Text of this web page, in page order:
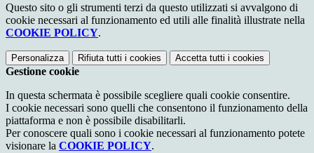
Questo sito o gli strumenti terzi da questo utilizzati si avvalgono di
cookie necessari al funzionamento ed utili alle finalità illustrate nella
COOKIE POLICY.
Personalizza Rifiuta tutti i cookies Accetta tutti i cookies
Gestione cookie
In questa schermata è possibile scegliere quali cookie consentire.
I cookie necessari sono quelli che consentono il funzionamento della
piattaforma e non è possibile disabilitarli.
Per conoscere quali sono i cookie necessari al funzionamento potete
visionare la COOKIE POLICY.